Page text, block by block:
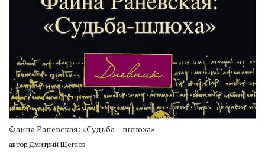
Фаина Раневская: «Судьба – шлюха»
автор Дмитрий Щеглов